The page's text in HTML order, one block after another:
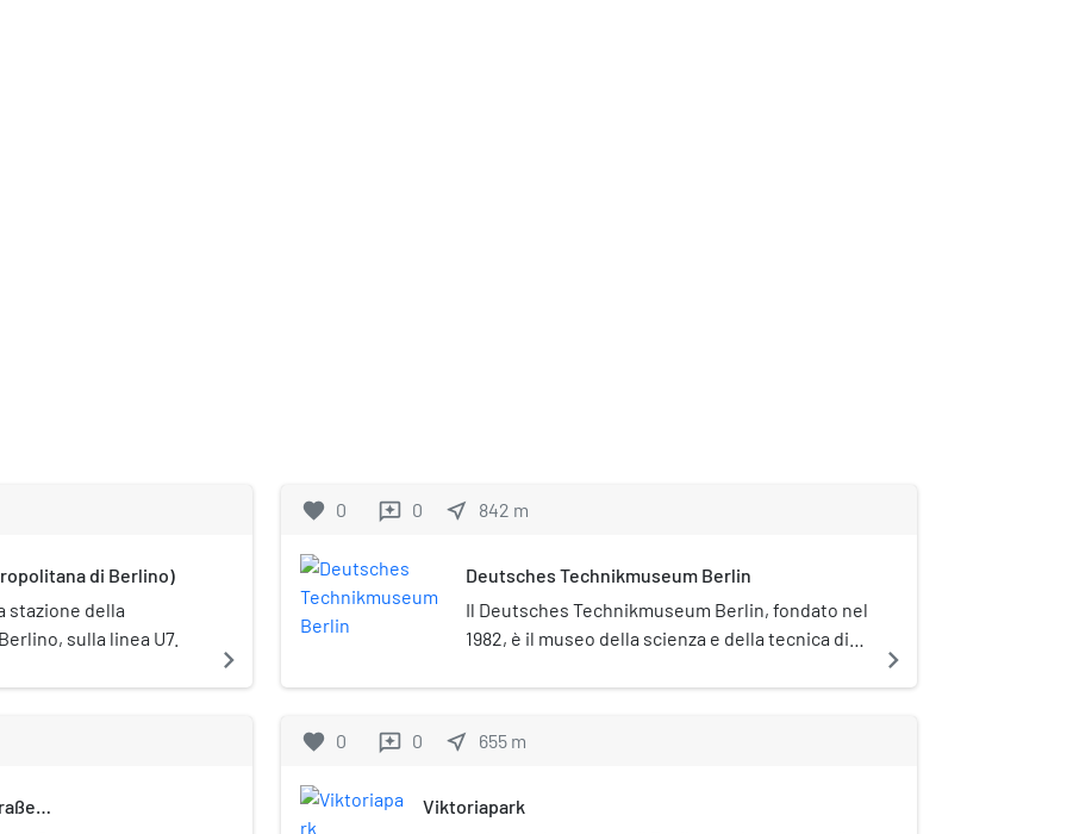
di Berlino)
stazione della
sulla linea U7.
navigate_next
favorite 0 reviews 0 near_me 842 m
Deutsches Technikmuseum Berlin
Il Deutsches Technikmuseum Berlin, fondato nel
1982, è il museo della scienza e della tecnica di
navigate_next
favorite 0 reviews 0 near_me 655 m
Viktoriapark